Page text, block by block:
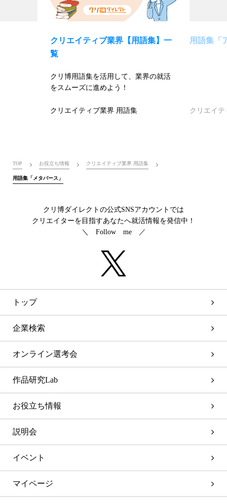
クリエイティブ業界【用語集】一
覧
クリ博用語集を活用して、業界の就活
をスムーズに進めよう！
クリエイティブ業界 用語集
用語集「
クリエイ
TOP お役立ち情報 クリエイティブ業界 用語集
用語集「メタバース」
クリ博ダイレクトの公式SNSアカウントでは
クリエイターを目指すあなたへ就活情報を発信中！
＼ Follow me ／
トップ
企業検索
オンライン選考会
作品研究Lab
お役立ち情報
説明会
イベント
マイページ